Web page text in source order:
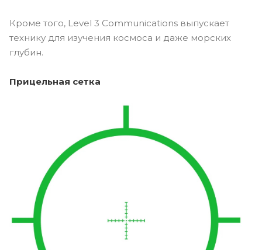
Кроме того, Level 3 Communications выпускает
технику для изучения космоса и даже морских
глубин.
Прицельная сетка